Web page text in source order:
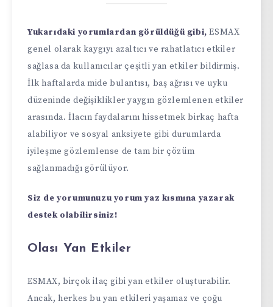
Yukarıdaki yorumlardan görüldüğü gibi, ESMAX
genel olarak kaygıyı azaltıcı ve rahatlatıcı etkiler
sağlasa da kullanıcılar çeşitli yan etkiler bildirmiş.
İlk haftalarda mide bulantısı, baş ağrısı ve uyku
düzeninde değişiklikler yaygın gözlemlenen etkiler
arasında. İlacın faydalarını hissetmek birkaç hafta
alabiliyor ve sosyal anksiyete gibi durumlarda
iyileşme gözlemlense de tam bir çözüm
sağlanmadığı görülüyor.
Siz de yorumunuzu yorum yaz kısmına yazarak
destek olabilirsiniz!
Olası Yan Etkiler
ESMAX, birçok ilaç gibi yan etkiler oluşturabilir.
Ancak, herkes bu yan etkileri yaşamaz ve çoğu